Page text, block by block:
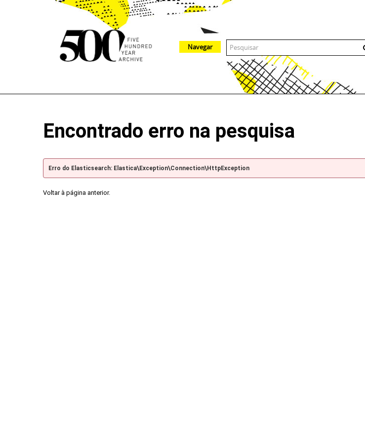
Navegar
Encontrado erro na pesquisa
Erro do Elasticsearch: Elastica\Exception\Connection\HttpException
Voltar à página anterior.